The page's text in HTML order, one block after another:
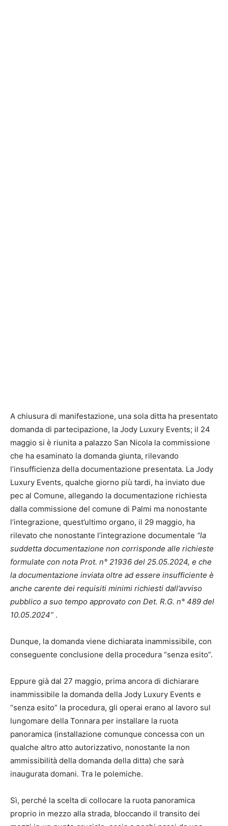
A chiusura di manifestazione, una sola ditta ha presentato
domanda di partecipazione, la Jody Luxury Events; il 24
maggio si è riunita a palazzo San Nicola la commissione
che ha esaminato la domanda giunta, rilevando
l’insufficienza della documentazione presentata. La Jody
Luxury Events, qualche giorno più tardi, ha inviato due
pec al Comune, allegando la documentazione richiesta
dalla commissione del comune di Palmi ma nonostante
l’integrazione, quest’ultimo organo, il 29 maggio, ha
rilevato che nonostante l’integrazione documentale “la
suddetta documentazione non corrisponde alle richieste
formulate con nota Prot. n° 21936 del 25.05.2024, e che
la documentazione inviata oltre ad essere insufficiente è
anche carente dei requisiti minimi richiesti dall’avviso
pubblico a suo tempo approvato con Det. R.G. n° 489 del
10.05.2024” .
Dunque, la domanda viene dichiarata inammissibile, con
conseguente conclusione della procedura “senza esito”.
Eppure già dal 27 maggio, prima ancora di dichiarare
inammissibile la domanda della Jody Luxury Events e
“senza esito” la procedura, gli operai erano al lavoro sul
lungomare della Tonnara per installare la ruota
panoramica (installazione comunque concessa con un
qualche altro atto autorizzativo, nonostante la non
ammissibilità della domanda della ditta) che sarà
inaugurata domani. Tra le polemiche.
Sì, perché la scelta di collocare la ruota panoramica
proprio in mezzo alla strada, bloccando il transito dei